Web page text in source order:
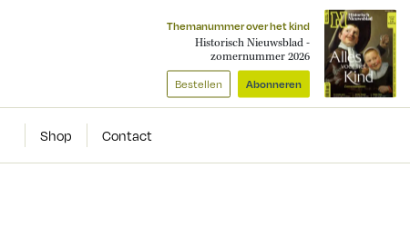
Themanummer over het kind
Historisch Nieuwsblad -
zomernummer 2026
Bestellen Abonneren
Shop Contact